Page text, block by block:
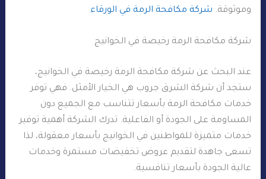
وموثوقة. شركة مكافحة الرمة في الورقاء
شركة مكافحة الرمة رخيصة في الخوانيج
عند البحث عن شركة مكافحة الرمة رخيصة في الخوانيج،
ستجد أن شركة الشرق جروب هي الخيار الأمثل. فهي توفر
خدمات مكافحة الرمة بأسعار تتناسب مع الجميع دون
المساومة على الجودة أو الفاعلية. تدرك الشركة أهمية توفير
خدمات متميزة للمواطنين في الخوانيج بأسعار معقولة، لذا
تسعى جاهدة لتقديم عروض تخفيضات مستمرة وخدمات
عالية الجودة بأسعار تنافسية.